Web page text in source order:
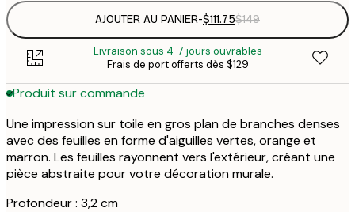
AJOUTER AU PANIER-$111.75$149
Livraison sous 4-7 jours ouvrables
Frais de port offerts dès $129
Produit sur commande
Une impression sur toile en gros plan de branches denses
avec des feuilles en forme d'aiguilles vertes, orange et
marron. Les feuilles rayonnent vers l'extérieur, créant une
pièce abstraite pour votre décoration murale.
Profondeur : 3,2 cm